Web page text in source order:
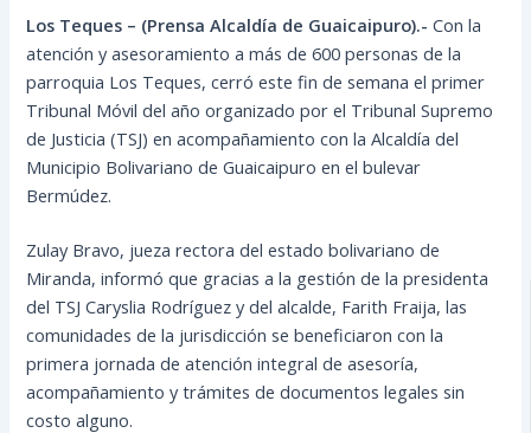
Los Teques – (Prensa Alcaldía de Guaicaipuro).-Con la
atención y asesoramiento a más de 600 personas de la
parroquia Los Teques, cerró este fin de semana el primer
Tribunal Móvil del año organizado por el Tribunal Supremo
de Justicia (TSJ) en acompañamiento con la Alcaldía del
Municipio Bolivariano de Guaicaipuro en el bulevar
Bermúdez.
Zulay Bravo, jueza rectora del estado bolivariano de
Miranda, informó que gracias a la gestión de la presidenta
del TSJ Caryslia Rodríguez y del alcalde, Farith Fraija, las
comunidades de la jurisdicción se beneficiaron con la
primera jornada de atención integral de asesoría,
acompañamiento y trámites de documentos legales sin
costo alguno.